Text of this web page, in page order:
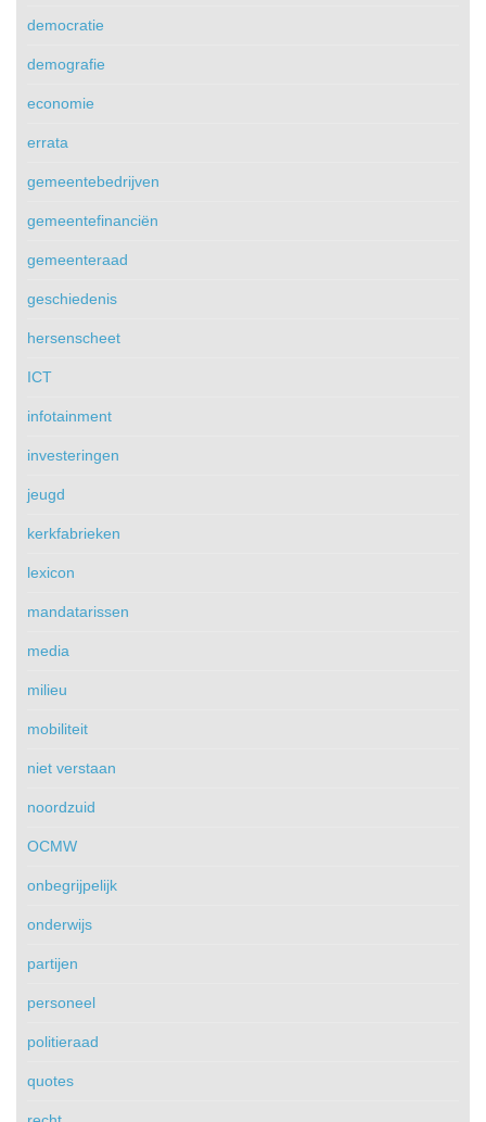
democratie
demografie
economie
errata
gemeentebedrijven
gemeentefinanciën
gemeenteraad
geschiedenis
hersenscheet
ICT
infotainment
investeringen
jeugd
kerkfabrieken
lexicon
mandatarissen
media
milieu
mobiliteit
niet verstaan
noordzuid
OCMW
onbegrijpelijk
onderwijs
partijen
personeel
politieraad
quotes